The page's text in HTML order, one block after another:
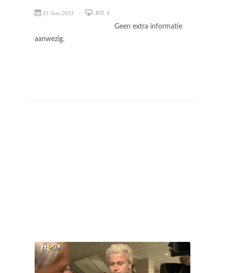
13 Juni 2013 RTL 4
Geen extra informatie
aanwezig.